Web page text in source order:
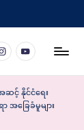
youtube.com
င့် နိုင်ငံရေး
အခြေခံမူများ